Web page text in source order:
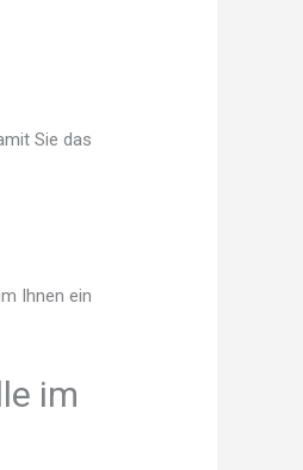
Sie das
Ihnen ein
im